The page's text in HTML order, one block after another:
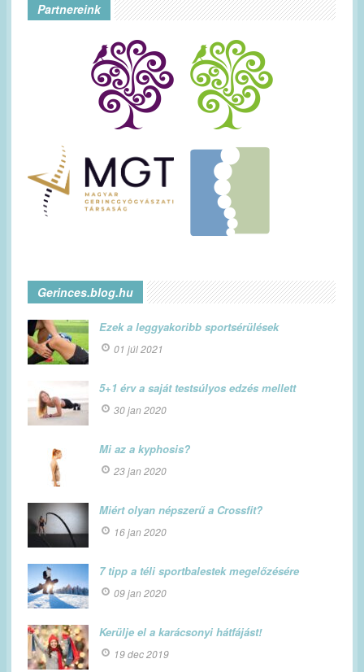
Partnereink
Gerinces.blog.hu
Ezek a leggyakoribb sportsérülések
01 júl 2021
5+1 érv a saját testsúlyos edzés mellett
30 jan 2020
Mi az a kyphosis?
23 jan 2020
Miért olyan népszerű a Crossfit?
16 jan 2020
7 tipp a téli sportbalestek megelőzésére
09 jan 2020
Kerülje el a karácsonyi hátfájást!
19 dec 2019